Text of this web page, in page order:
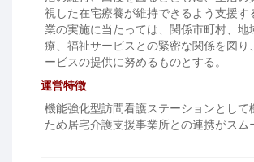
視した在宅療養が維持できるよう支援す
業の実施に当たっては、関係市町村、地
療、福祉サービスとの緊密な関係を図り
ービスの提供に努めるものとする。
運営特徴
機能強化型訪問看護ステーションとして
ため居宅介護支援事業所との連携がスム